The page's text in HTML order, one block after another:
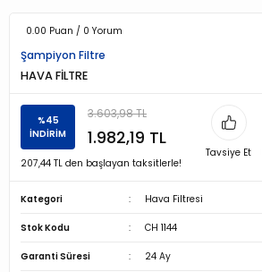
0.00 Puan / 0 Yorum
Şampiyon Filtre
HAVA FİLTRE
%45
İNDİRİM
3.603,98 TL
1.982,19 TL
207,44 TL den başlayan taksitlerle!
Tavsiye Et
Kategori Hava Filtresi
Stok Kodu CH 1144
Garanti Süresi 24 Ay